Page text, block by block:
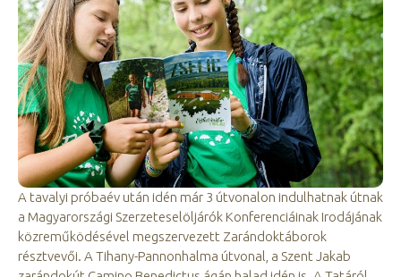
A tavalyi próbaév után idén már 3 útvonalon indulhatnak útnak
a Magyarországi Szerzeteselöljárók Konferenciáinak Irodájának
közreműködésével megszervezett Zarándoktáborok
résztvevői. A Tihany-Pannonhalma útvonal, a Szent Jakab